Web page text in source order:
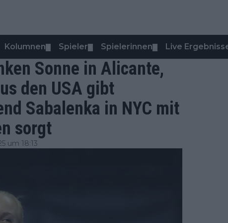
Kolumnen Spieler Spielerinnen Live
Sonne in Alicante,
den USA gibt
Sabalenka in NYC mit
sorgt
um 18:13